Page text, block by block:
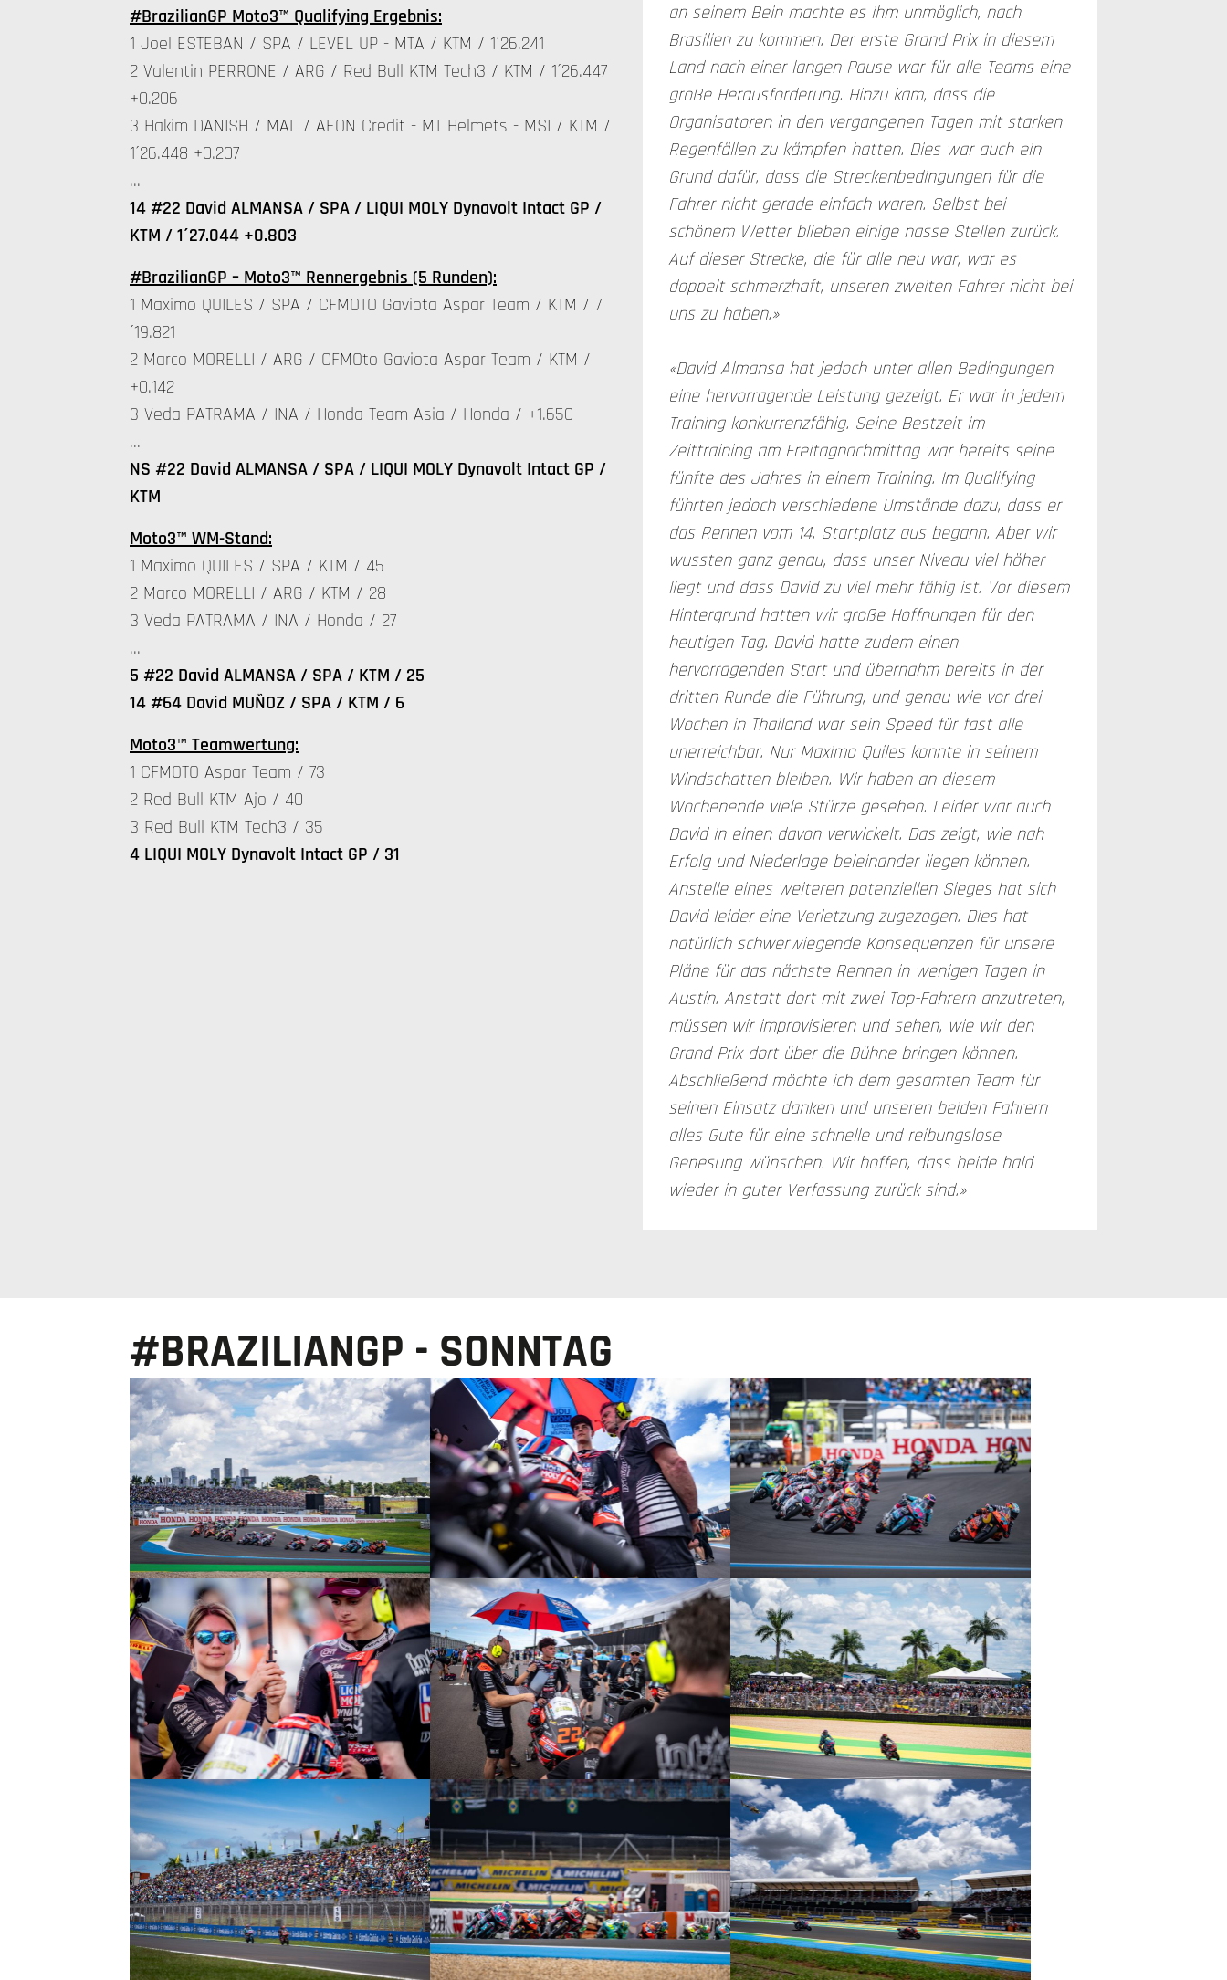
#BrazilianGP Moto3™ Qualifying Ergebnis:
1 Joel ESTEBAN / SPA / LEVEL UP - MTA / KTM / 1´26.241
2 Valentin PERRONE / ARG / Red Bull KTM Tech3 / KTM / 1´26.447
+0.206
3 Hakim DANISH / MAL / AEON Credit - MT Helmets - MSI / KTM /
1´26.448 +0.207
…
14 #22 David ALMANSA / SPA / LIQUI MOLY Dynavolt Intact GP /
KTM / 1´27.044 +0.803
#BrazilianGP – Moto3™ Rennergebnis (5 Runden):
1 Maximo QUILES / SPA / CFMOTO Gaviota Aspar Team / KTM / 7
´19.821
2 Marco MORELLI / ARG / CFMOto Gaviota Aspar Team / KTM /
+0.142
3 Veda PATRAMA / INA / Honda Team Asia / Honda / +1.650
…
NS #22 David ALMANSA / SPA / LIQUI MOLY Dynavolt Intact GP /
KTM
Moto3™ WM-Stand:
1 Maximo QUILES / SPA / KTM / 45
2 Marco MORELLI / ARG / KTM / 28
3 Veda PATRAMA / INA / Honda / 27
…
5 #22 David ALMANSA / SPA / KTM / 25
14 #64 David MUÑOZ / SPA / KTM / 6
Moto3™ Teamwertung:
1 CFMOTO Aspar Team / 73
2 Red Bull KTM Ajo / 40
3 Red Bull KTM Tech3 / 35
4 LIQUI MOLY Dynavolt Intact GP / 31
an seinem Bein machte es ihm unmöglich, nach
Brasilien zu kommen. Der erste Grand Prix in diesem
Land nach einer langen Pause war für alle Teams eine
große Herausforderung. Hinzu kam, dass die
Organisatoren in den vergangenen Tagen mit starken
Regenfällen zu kämpfen hatten. Dies war auch ein
Grund dafür, dass die Streckenbedingungen für die
Fahrer nicht gerade einfach waren. Selbst bei
schönem Wetter blieben einige nasse Stellen zurück.
Auf dieser Strecke, die für alle neu war, war es
doppelt schmerzhaft, unseren zweiten Fahrer nicht bei
uns zu haben.»
«David Almansa hat jedoch unter allen Bedingungen
eine hervorragende Leistung gezeigt. Er war in jedem
Training konkurrenzfähig. Seine Bestzeit im
Zeittraining am Freitagnachmittag war bereits seine
fünfte des Jahres in einem Training. Im Qualifying
führten jedoch verschiedene Umstände dazu, dass er
das Rennen vom 14. Startplatz aus begann. Aber wir
wussten ganz genau, dass unser Niveau viel höher
liegt und dass David zu viel mehr fähig ist. Vor diesem
Hintergrund hatten wir große Hoffnungen für den
heutigen Tag. David hatte zudem einen
hervorragenden Start und übernahm bereits in der
dritten Runde die Führung, und genau wie vor drei
Wochen in Thailand war sein Speed für fast alle
unerreichbar. Nur Maximo Quiles konnte in seinem
Windschatten bleiben. Wir haben an diesem
Wochenende viele Stürze gesehen. Leider war auch
David in einen davon verwickelt. Das zeigt, wie nah
Erfolg und Niederlage beieinander liegen können.
Anstelle eines weiteren potenziellen Sieges hat sich
David leider eine Verletzung zugezogen. Dies hat
natürlich schwerwiegende Konsequenzen für unsere
Pläne für das nächste Rennen in wenigen Tagen in
Austin. Anstatt dort mit zwei Top-Fahrern anzutreten,
müssen wir improvisieren und sehen, wie wir den
Grand Prix dort über die Bühne bringen können.
Abschließend möchte ich dem gesamten Team für
seinen Einsatz danken und unseren beiden Fahrern
alles Gute für eine schnelle und reibungslose
Genesung wünschen. Wir hoffen, dass beide bald
wieder in guter Verfassung zurück sind.»
#BRAZILIANGP - SONNTAG
© intactGP © intactGP © intactGP
© intactGP © intactGP © intactGP